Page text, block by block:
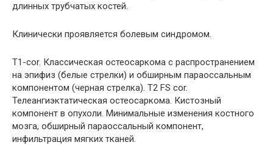
длинных трубчатых костей.
Клинически проявляется болевым синдромом.
Т1-cor. Классическая остеосаркома с распространением
на эпифиз (белые стрелки) и обширным параоссальным
компонентом (черная стрелка). Т2 FS cor.
Телеангиэктатическая остеосаркома. Кистозный
компонент в опухоли. Минимальные изменения костного
мозга, обширный параоссальный компонент,
инфильтрация мягких тканей.